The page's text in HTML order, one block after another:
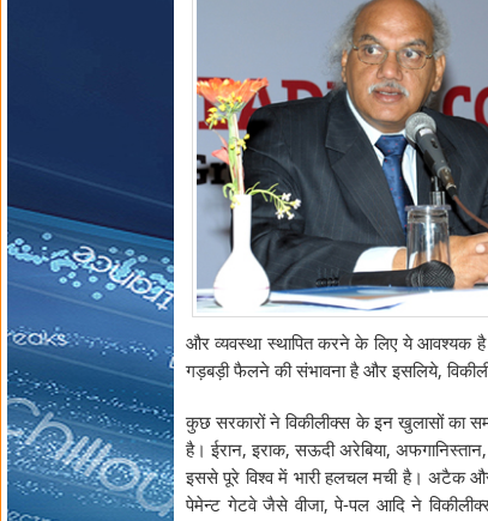
और व्यवस्था स्थापित करने के लिए ये आवश्यक है
गड़बड़ी फैलने की संभावना है और इसलिये,
कुछ सरकारों ने विकीलीक्स के इन खुलासों का
है। ईरान, इराक, सऊदी अरेबिया,
इससे पूरे विश्व में भारी हलचल मची है। अटैक और
पेमेन्ट गेटवे जैसे वीजा, पे-पल आदि ने